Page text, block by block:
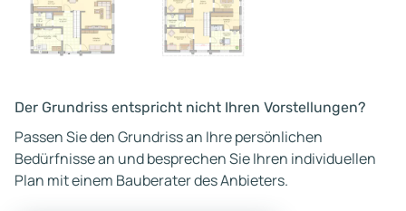
Der Grundriss entspricht nicht Ihren Vorstellungen?
Passen Sie den Grundriss an Ihre persönlichen
Bedürfnisse an und besprechen Sie Ihren individuellen
Plan mit einem Bauberater des Anbieters.